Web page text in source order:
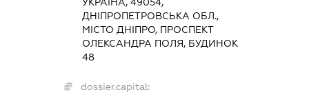
ДНІПРОПЕТРОВСЬКА ОБЛ.,
МІСТО ДНІПРО, ПРОСПЕКТ
ОЛЕКСАНДРА ПОЛЯ, БУДИНОК
48
dossier.capital: